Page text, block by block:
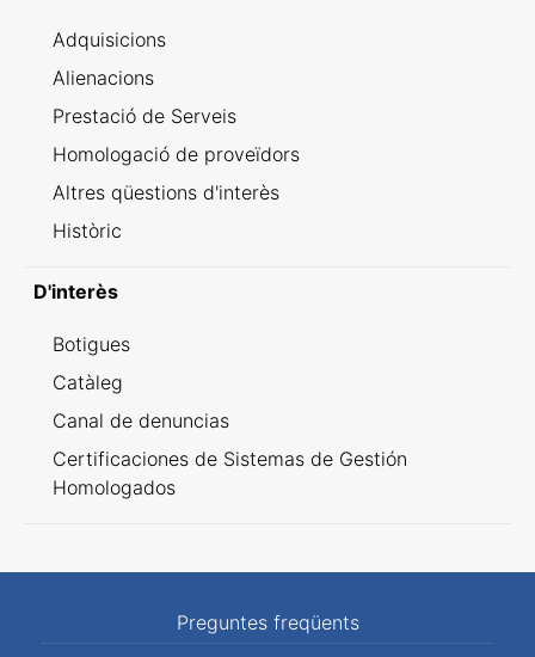
Adquisicions
Alienacions
Prestació de Serveis
Homologació de proveïdors
Altres qüestions d'interès
Històric
D'interès
Botigues
Catàleg
Canal de denuncias
Certificaciones de Sistemas de Gestión
Homologados
Preguntes freqüents